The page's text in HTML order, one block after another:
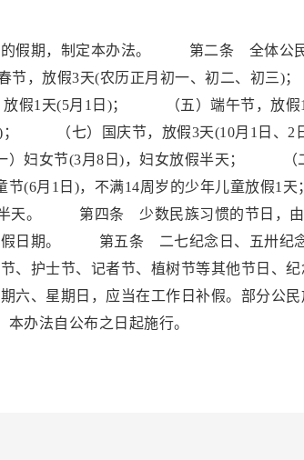
假期，制定本办法。 第二条 全体公
，放假3天(农历正月初一、初二、初三
假1天(5月1日)； （五）端午节，放
日)； （七）国庆节，放假3天(10月1
妇女节(3月8日)，妇女放假半天； （二
(6月1日)，不满14周岁的少年儿童放假
半天。 第四条 少数民族习惯的节日，由
假日期。 第五条 二七纪念日、五卅纪念
节、护士节、记者节、植树节等其他节日
、星期日，应当在工作日补假。部分公民
法自公布之日起施行。